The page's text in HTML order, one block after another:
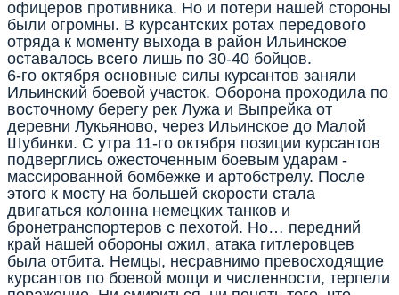
офицеров противника. Но и потери нашей стороны
были огромны. В курсантских ротах передового
отряда к моменту выхода в район Ильинское
оставалось всего лишь по 30-40 бойцов.
6-го октября основные силы курсантов заняли
Ильинский боевой участок. Оборона проходила по
восточному берегу рек Лужа и Выпрейка от
деревни Лукьяново, через Ильинское до Малой
Шубинки. С утра 11-го октября позиции курсантов
подверглись ожесточенным боевым ударам -
массированной бомбежке и артобстрелу. После
этого к мосту на большей скорости стала
двигаться колонна немецких танков и
бронетранспортеров с пехотой. Но… передний
край нашей обороны ожил, атака гитлеровцев
была отбита. Немцы, несравнимо превосходящие
курсантов по боевой мощи и численности, терпели